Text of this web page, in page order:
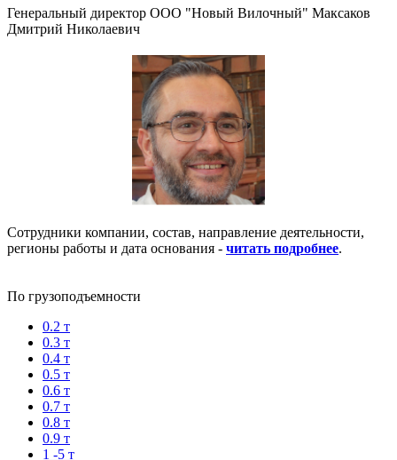
Генеральный директор ООО "Новый Вилочный" Максаков
Дмитрий Николаевич
Сотрудники компании, состав, направление деятельности,
регионы работы и дата основания - читать подробнее.
По грузоподъемности
0.2 т
0.3 т
0.4 т
0.5 т
0.6 т
0.7 т
0.8 т
0.9 т
1 -5 т